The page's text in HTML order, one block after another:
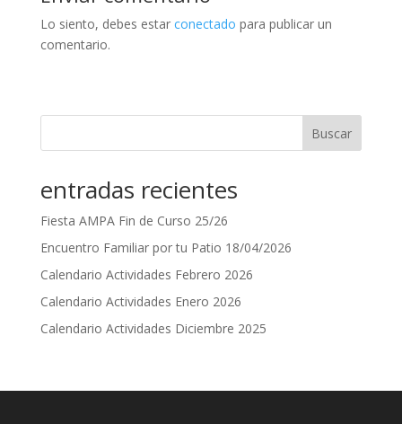
Lo siento, debes estar conectado para publicar un
comentario.
Buscar
entradas recientes
Fiesta AMPA Fin de Curso 25/26
Encuentro Familiar por tu Patio 18/04/2026
Calendario Actividades Febrero 2026
Calendario Actividades Enero 2026
Calendario Actividades Diciembre 2025